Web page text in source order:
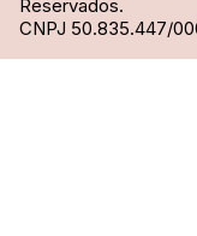
Reservados.
CNPJ 50.835.447/